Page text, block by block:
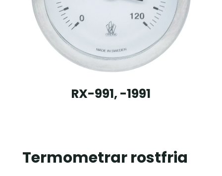
RX-991, -1991
Termometrar rostfria